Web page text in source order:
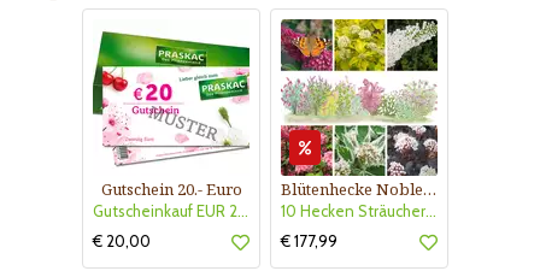
Gutschein 20.- Euro
Gutscheinkauf EUR 20.-
€ 20,00
Blütenhecke Nobless-Kollektion Nr. 402
10 Hecken Sträucher - für 10 lfm Blütenhecke - Blühend März - Oktober
€ 177,99